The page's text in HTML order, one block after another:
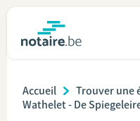
Immobilier
Accueil
Trouver une
Wathelet - De